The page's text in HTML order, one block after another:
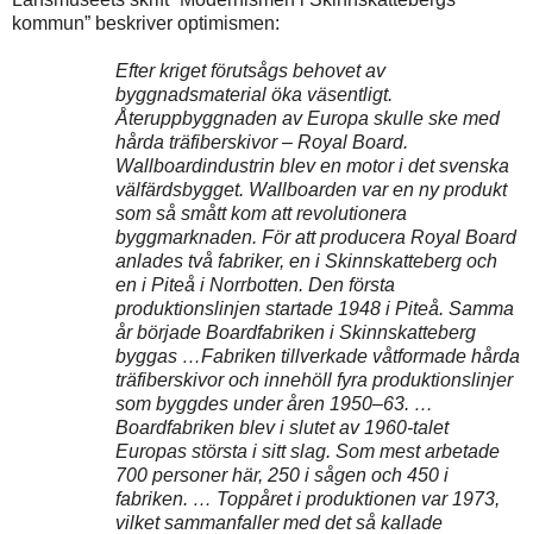
kommun” beskriver optimismen:
Efter kriget förutsågs behovet av
byggnadsmaterial öka väsentligt.
Återuppbyggnaden av Europa skulle ske med
hårda träfiberskivor – Royal Board.
Wallboardindustrin blev en motor i det svenska
välfärdsbygget. Wallboarden var en ny produkt
som så smått kom att revolu­tionera
byggmarknaden. För att producera Royal Board
anlades två fabriker, en i Skinnskatteberg och
en i Piteå i Norrbotten. Den första
produktionslinjen startade 1948 i Piteå. Samma
år började Boardfabriken i Skinnskatteberg
byggas …Fa­briken tillverkade våtformade hårda
träfiberskivor och innehöll fyra produktionslinjer
som byggdes under åren 1950–63. …
Boardfabriken blev i slutet av 1960-talet
Europas största i sitt slag. Som mest arbetade
700 personer här, 250 i sågen och 450 i
fabriken. … Toppåret i produktionen var 1973,
vilket sammanfaller med det så kallade